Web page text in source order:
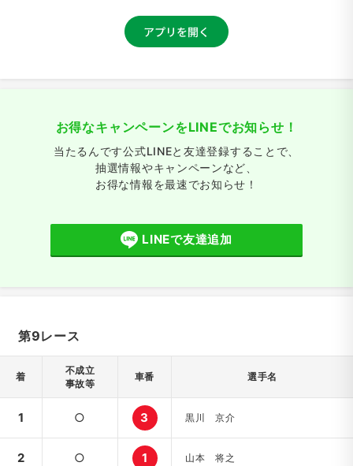
お得なキャンペーンをLINEでお知らせ！
当たるんです公式LINEと友達登録することで、
抽選情報やキャンペーンなど、
お得な情報を最速でお知らせ！
LINEで友達追加
第9レース
着
不成立
事故等
車番 選手名
1 ○ 3 黒川 京介
2 ○ 1 山本 将之